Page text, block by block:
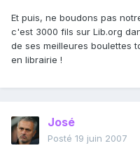
Et puis, ne boudons pas
c'est 3000 fils sur Lib.org
de ses meilleures boulettes
en librairie !
José
Posté 19 juin 2007